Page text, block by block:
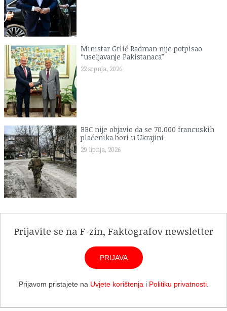
Ministar Grlić Radman nije potpisao
“useljavanje Pakistanaca”
22 srpnja, 2026
BBC nije objavio da se 70.000 francuskih
plaćenika bori u Ukrajini
29 lipnja, 2026
Prijavite se na F-zin, Faktografov newsletter
PRIJAVA
Prijavom pristajete na Uvjete korištenjai Politiku privatnosti.